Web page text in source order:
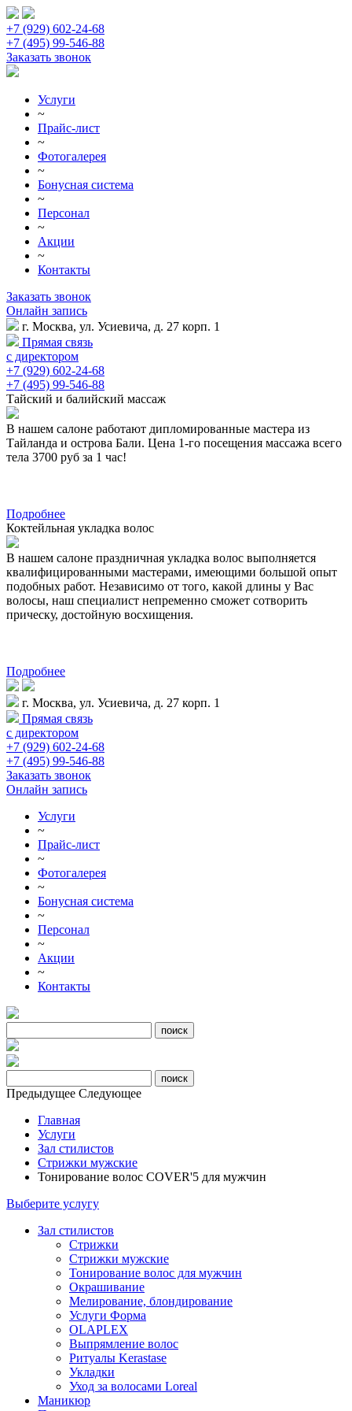
+7 (929) 602-24-68
+7 (495) 99-546-88
Заказать звонок
Услуги
~
Прайс-лист
~
Фотогалерея
~
Бонусная система
~
Персонал
~
Акции
~
Контакты
Заказать звонок
Онлайн запись
г. Москва, ул. Усиевича, д. 27 корп. 1
Прямая связь
с директором
+7 (929) 602-24-68
+7 (495) 99-546-88
Тайский и балийский массаж
В нашем салоне работают дипломированные мастера из
Тайланда и острова Бали. Цена 1-го посещения массажа всего
тела 3700 руб за 1 час!
Подробнее
Коктейльная укладка волос
В нашем салоне праздничная укладка волос выполняется
квалифицированными мастерами, имеющими большой опыт
подобных работ. Независимо от того, какой длины у Вас
волосы, наш специалист непременно сможет сотворить
прическу, достойную восхищения.
Подробнее
г. Москва, ул. Усиевича, д. 27 корп. 1
Прямая связь
с директором
+7 (929) 602-24-68
+7 (495) 99-546-88
Заказать звонок
Онлайн запись
Услуги
~
Прайс-лист
~
Фотогалерея
~
Бонусная система
~
Персонал
~
Акции
~
Контакты
Предыдущее Следующее
Главная
Услуги
Зал стилистов
Стрижки мужские
Тонирование волос COVER'5 для мужчин
Выберите услугу
Зал стилистов
Стрижки
Стрижки мужские
Тонирование волос для мужчин
Окрашивание
Мелирование, блондирование
Услуги Форма
OLAPLEX
Выпрямление волос
Ритуалы Kerastase
Укладки
Уход за волосами Loreal
Маникюр